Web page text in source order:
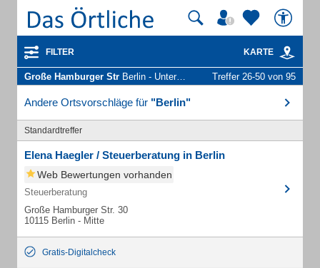
FILTER KARTE
Große Hamburger Str Berlin - Unternehmen und Personen Treffer 26-50 von 95
Andere Ortsvorschläge für "Berlin"
Standardtreffer
Elena Haegler / Steuerberatung in Berlin
Web Bewertungen vorhanden
Steuerberatung
Große Hamburger Str. 30
10115 Berlin - Mitte
Gratis-Digitalcheck